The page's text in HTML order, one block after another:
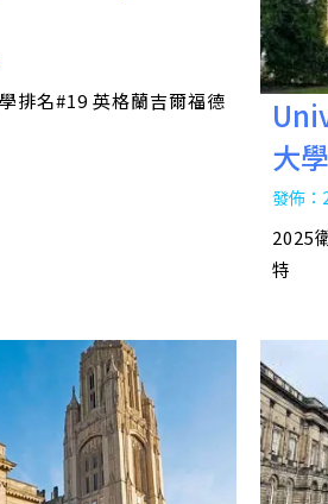
排名#19 英格蘭吉爾福德
大學
發佈
2025
特